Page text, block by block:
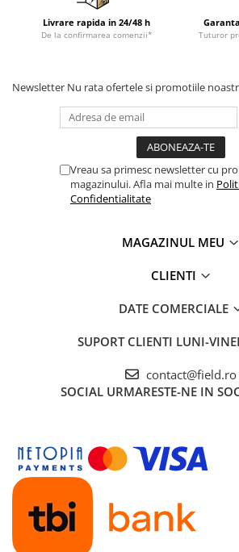
Livrare rapida in 24/48 h
De la confirmarea comenzii* Tuturor
Newsletter Nu rata ofertele si promotiile
Vreau sa primesc newsletter cu
magazinului. Afla mai multe in
Confidentialitate
MAGAZINUL MEU
CLIENTI
DATE COMERCIALE
SUPORT CLIENTI LUNI-
contact@field.ro
SOCIAL URMARESTE-NE IN